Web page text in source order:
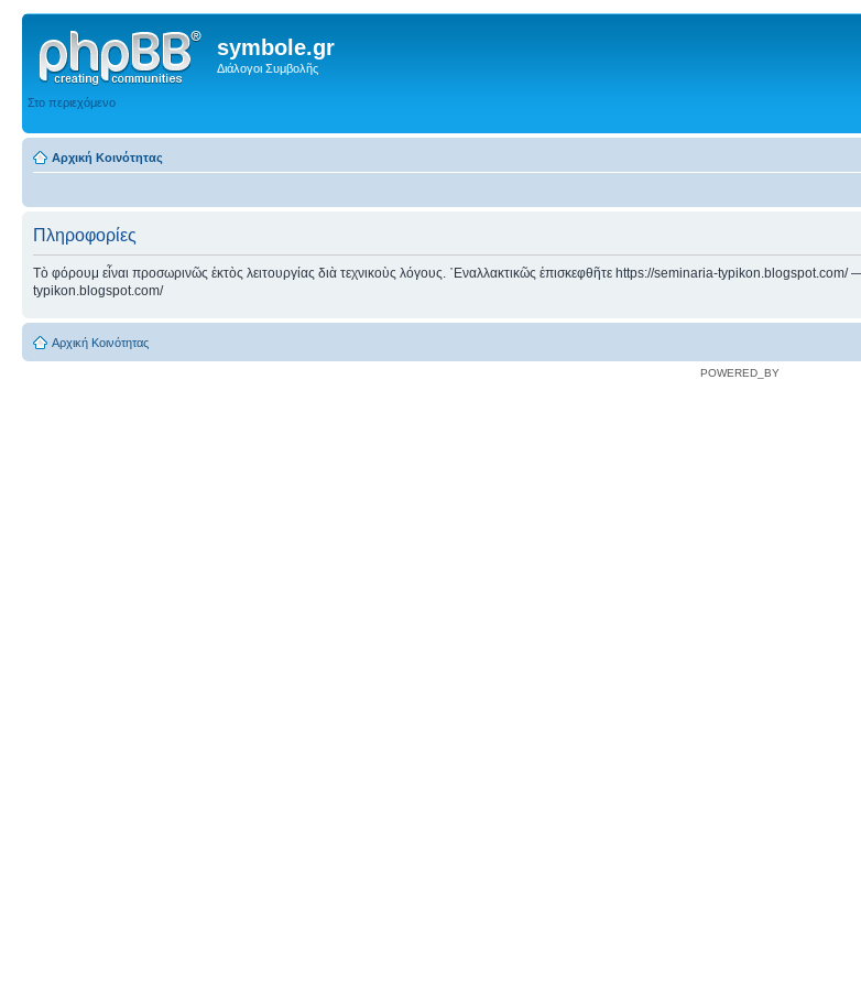
symbole.gr
Διάλογοι Συμβολῆς
Στο περιεχόμενο
Αρχική Κοινότητας
Πληροφορίες
Τὸ φόρουμ εἶναι προσωρινῶς ἐκτὸς λειτουργίας διὰ τεχνικοὺς λόγους. ᾿Εναλλακτικῶς ἐπισκεφθῆτε https://seminaria-
typikon.blogspot.com/
Αρχική Κοινότητας
POWERED_BY